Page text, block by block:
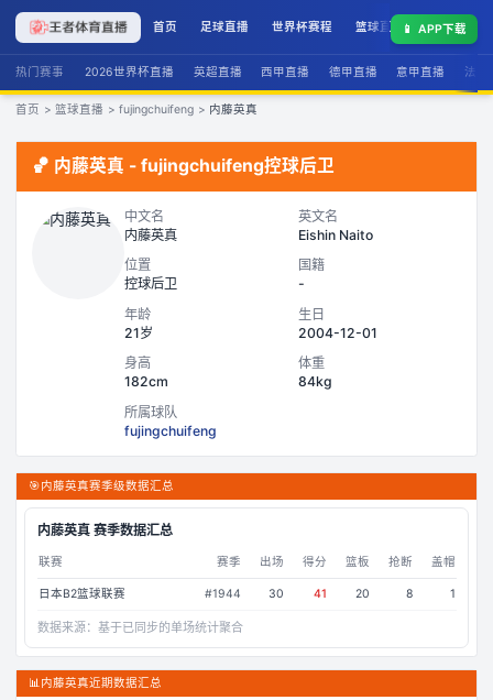
首页 足球直播 世界杯赛程 篮球直播 联赛积分
📱 APP下载
热门赛事 2026世界杯直播 英超直播 西甲直播 德甲直播 意甲直播 法甲
首页 > 篮球直播 > fujingchuifeng > 内藤英真
🏀 内藤英真 - fujingchuifeng控球后卫
中文名
内藤英真
英文名
Eishin Naito
位置
控球后卫
国籍
-
年龄
21岁
生日
2004-12-01
身高
182cm
体重
84kg
所属球队
fujingchuifeng
🎯内藤英真赛季级数据汇总
内藤英真赛季数据汇总
联赛 赛季 出场 得分 篮板 抢断 盖帽
日本B2篮球联赛 #1944 30 41 20 8 1
数据来源： 基于已同步的单场统计聚合
📊内藤英真近期数据汇总